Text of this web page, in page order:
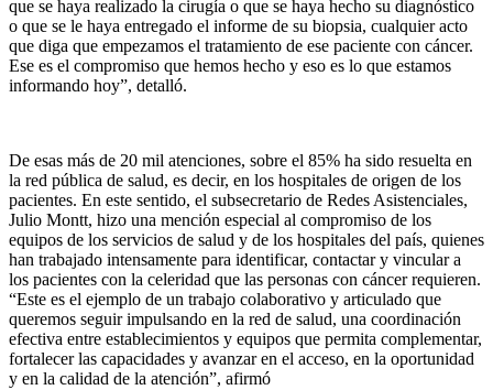
que se haya realizado la cirugía o que se haya hecho su diagnóstico
o que se le haya entregado el informe de su biopsia, cualquier acto
que diga que empezamos el tratamiento de ese paciente con cáncer.
Ese es el compromiso que hemos hecho y eso es lo que estamos
informando hoy”, detalló.
De esas más de 20 mil atenciones, sobre el 85% ha sido resuelta en
la red pública de salud, es decir, en los hospitales de origen de los
pacientes. En este sentido, el subsecretario de Redes Asistenciales,
Julio Montt, hizo una mención especial al compromiso de los
equipos de los servicios de salud y de los hospitales del país, quienes
han trabajado intensamente para identificar, contactar y vincular a
los pacientes con la celeridad que las personas con cáncer requieren.
“Este es el ejemplo de un trabajo colaborativo y articulado que
queremos seguir impulsando en la red de salud, una coordinación
efectiva entre establecimientos y equipos que permita complementar,
fortalecer las capacidades y avanzar en el acceso, en la oportunidad
y en la calidad de la atención”, afirmó